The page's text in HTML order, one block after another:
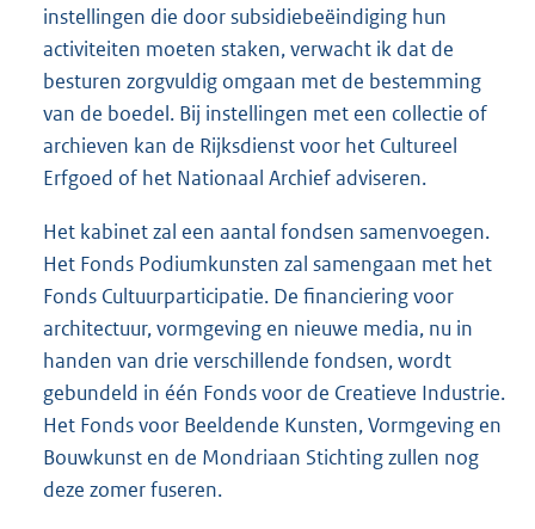
instellingen die door subsidiebeëindiging hun
activiteiten moeten staken, verwacht ik dat de
besturen zorgvuldig omgaan met de bestemming
van de boedel. Bij instellingen met een collectie of
archieven kan de Rijksdienst voor het Cultureel
Erfgoed of het Nationaal Archief adviseren.
Het kabinet zal een aantal fondsen samenvoegen.
Het Fonds Podiumkunsten zal samengaan met het
Fonds Cultuurparticipatie. De financiering voor
architectuur, vormgeving en nieuwe media, nu in
handen van drie verschillende fondsen, wordt
gebundeld in één Fonds voor de Creatieve Industrie.
Het Fonds voor Beeldende Kunsten, Vormgeving en
Bouwkunst en de Mondriaan Stichting zullen nog
deze zomer fuseren.